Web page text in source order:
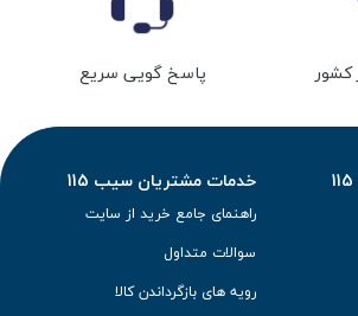
کشور پاسخ گویی سریع
خدمات مشتریان سیب 115
راهنمای جامع خرید از سایت
سوالات متداول
رویه های بازگرداندن کالا